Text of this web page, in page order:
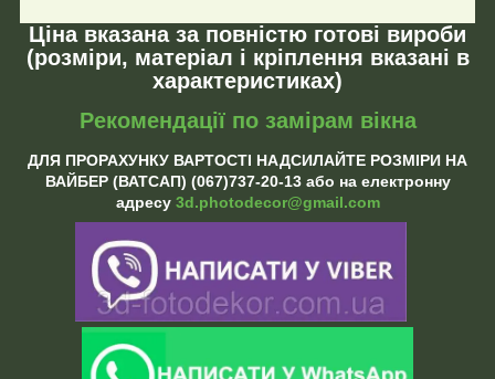
Ціна вказана за повністю готові вироби
(розміри, матеріал і кріплення вказані в
характеристиках)
Рекомендації по замірам вікна
ДЛЯ ПРОРАХУНКУ ВАРТОСТІ НАДСИЛАЙТЕ РОЗМІРИ НА
ВАЙБЕР (ВАТСАП) (067)737-20-13 або на електронну
адресу 3d.photodecor@gmail.com